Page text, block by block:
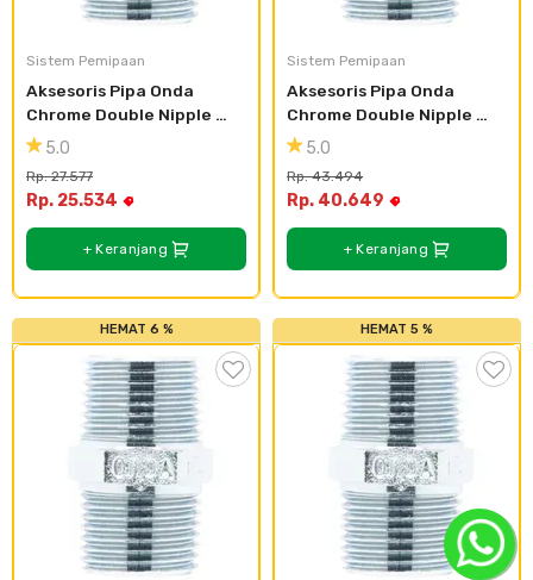
Sistem Pemipaan
Aksesoris Pipa Onda
Chrome Double Nipple
3/8"
5.0
Rp. 27.577
Rp. 25.534
+ Keranjang
Sistem Pemipaan
Aksesoris Pipa Onda
Chrome Double Nipple
3/4"
5.0
Rp. 43.494
Rp. 40.649
+ Keranjang
HEMAT 6 % HEMAT 5 %